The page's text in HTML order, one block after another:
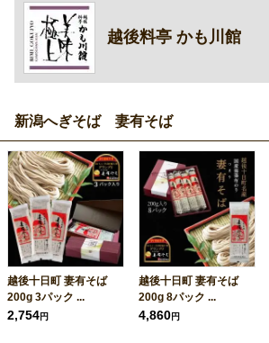
越後料亭 かも川館
新潟へぎそば 妻有そば
越後十日町 妻有そば
200g 3パック ...
2,754円
越後十日町 妻有そば
200g 8パック ...
4,860円